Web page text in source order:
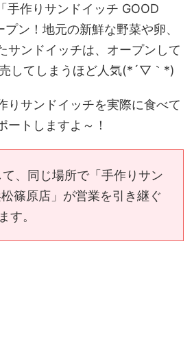
手作りサンドイッチ GOOD
ン！地元の新鮮な野菜や卵、
サンドイッチは、オープンして
してしまうほど人気(*´▽｀*)
りサンドイッチを実際に食べて
ートしますよ～！
、同じ場所で「手作りサン
篠原店」が営業を引き継ぐ
す。